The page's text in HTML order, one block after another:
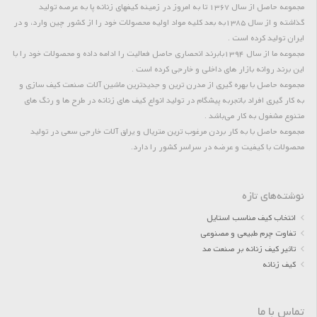
مجموعه حاصل از سال 1367 تا به امروز در زمینه کیفهای زنانه پا به عرصه تولید
گذاشته و از سال 1385به بعد کلیه مواد اولیه محصولات خود را از کشور چین وارد، و در
ایران تولید کرده است .
مجموعه ما از سال 1394بابرند انحصاری حاصل فعالیت را ادامه داده و محصولات خود را با
این برند روانه بازار های داخلی و خارجی کرده است .
مجموعه حاصل با بهره گیری از مدرن ترین و جدیدترین ماشین آلات صنعت کیف سازی و
به کار گیری افراد باتجربه پیشگام در تولید انواع کیف های زنانه در طرح ها و رنگ های
متنوع مشغول به کار می‌باشد .
مجموعه حاصل با به کار بردن مرغوب ترین متریال و یراق آلات خارجی سعی در تولید
محصولات با کیفیت و عرضه در سراسر کشور را دارد.
نوشته‌های تازه
انتخاب کیف مناسب استایل
تفاوت چرم طبیعی و مصنوعی
تاثیر کیف زنانه بر صنعت مد
کیف زنانه
تماس با ما